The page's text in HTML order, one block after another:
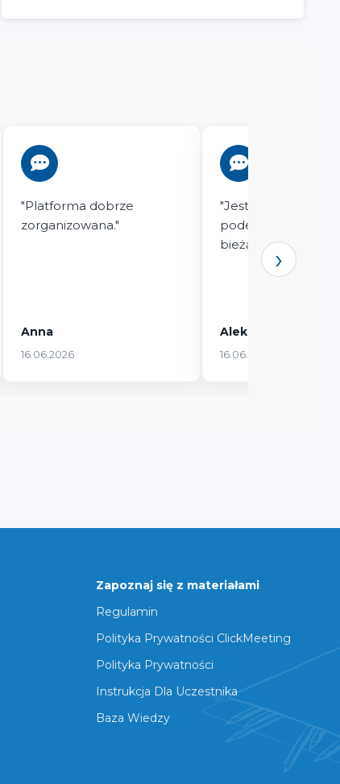
"Platforma dobrze
zorganizowana."
Anna
16.06.2026
"Jest przydatna do
podejmuje tematy
bieżąco."
Aleksandra
16.06.2026
›
Zapoznaj się z materiałami
Regulamin
Polityka Prywatności ClickMeeting
Polityka Prywatności
Instrukcja Dla Uczestnika
Baza Wiedzy